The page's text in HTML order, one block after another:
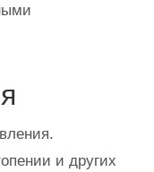
и других